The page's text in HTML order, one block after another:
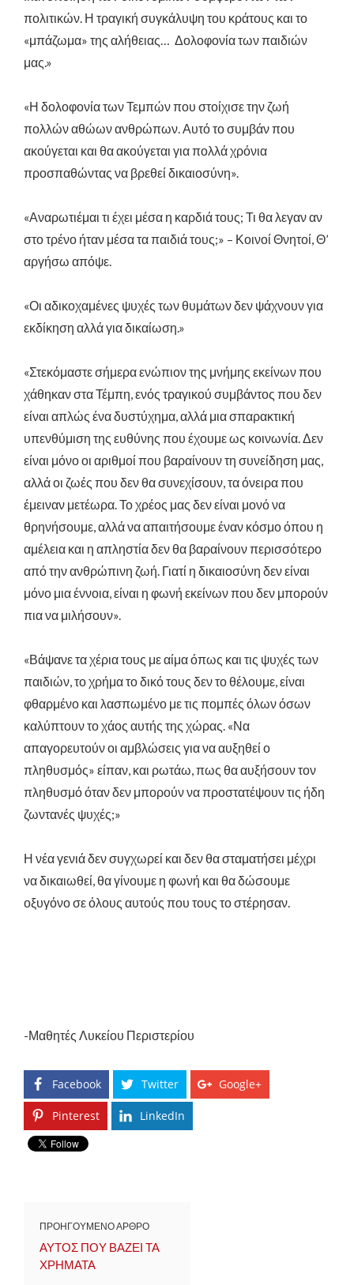
πολιτικών. Η τραγική συγκάλυψη του κράτους και το
«μπάζωμα» της αλήθειας… Δολοφονία των παιδιών
μας.»
«Η δολοφονία των Τεμπών που στοίχισε την ζωή
πολλών αθώων ανθρώπων. Αυτό το συμβάν που
ακούγεται και θα ακούγεται για πολλά χρόνια
προσπαθώντας να βρεθεί δικαιοσύνη».
«Αναρωτιέμαι τι έχει μέσα η καρδιά τους; Τι θα λεγαν αν
στο τρένο ήταν μέσα τα παιδιά τους;» – Κοινοί Θνητοί, Θ’
αργήσω απόψε.
«Οι αδικοχαμένες ψυχές των θυμάτων δεν ψάχνουν για
εκδίκηση αλλά για δικαίωση.»
«Στεκόμαστε σήμερα ενώπιον της μνήμης εκείνων που
χάθηκαν στα Τέμπη, ενός τραγικού συμβάντος που δεν
είναι απλώς ένα δυστύχημα, αλλά μια σπαρακτική
υπενθύμιση της ευθύνης που έχουμε ως κοινωνία. Δεν
είναι μόνο οι αριθμοί που βαραίνουν τη συνείδηση μας,
αλλά οι ζωές που δεν θα συνεχίσουν, τα όνειρα που
έμειναν μετέωρα. Το χρέος μας δεν είναι μονό να
θρηνήσουμε, αλλά να απαιτήσουμε έναν κόσμο όπου η
αμέλεια και η απληστία δεν θα βαραίνουν περισσότερο
από την ανθρώπινη ζωή. Γιατί η δικαιοσύνη δεν είναι
μόνο μια έννοια, είναι η φωνή εκείνων που δεν μπορούν
πια να μιλήσουν».
«Βάψανε τα χέρια τους με αίμα όπως και τις ψυχές των
παιδιών, το χρήμα το δικό τους δεν το θέλουμε, είναι
φθαρμένο και λασπωμένο με τις πομπές όλων όσων
καλύπτουν το χάος αυτής της χώρας. «Να
απαγορευτούν οι αμβλώσεις για να αυξηθεί ο
πληθυσμός» είπαν, και ρωτάω, πως θα αυξήσουν τον
πληθυσμό όταν δεν μπορούν να προστατέψουν τις ήδη
ζωντανές ψυχές;»
Η νέα γενιά δεν συγχωρεί και δεν θα σταματήσει μέχρι
να δικαιωθεί, θα γίνουμε η φωνή και θα δώσουμε
οξυγόνο σε όλους αυτούς που τους το στέρησαν.
-Μαθητές Λυκείου Περιστερίου
Facebook Twitter Google+
Pinterest LinkedIn
ΠΡΟΗΓΟΥΜΕΝΟ ΑΡΘΡΟ
ΑΥΤΟΣ ΠΟΥ ΒΑΖΕΙ ΤΑ
ΧΡΗΜΑΤΑ